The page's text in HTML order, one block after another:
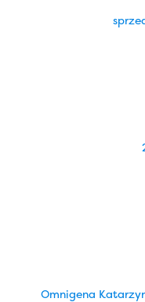
Omnigena